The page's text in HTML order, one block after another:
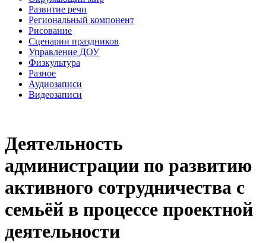
Развитие речи
Региональный компонент
Рисование
Сценарии праздников
Управление ДОУ
Физкультура
Разное
Аудиозаписи
Видеозаписи
Деятельность
администрации по развитию
активного сотрудничества с
семьёй в процессе проектной
деятельности